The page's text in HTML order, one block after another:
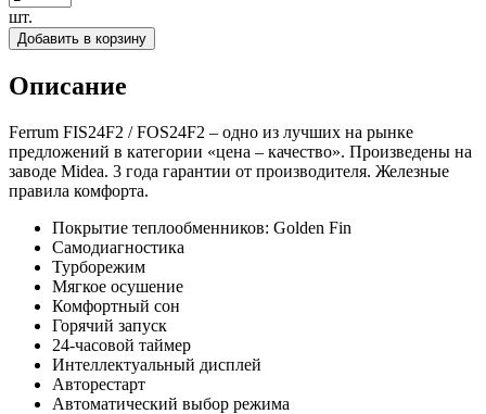
шт.
Добавить в корзину
Описание
Ferrum FIS24F2 / FOS24F2 – одно из лучших на рынке
предложений в категории «цена – качество». Произведены на
заводе Midea. 3 года гарантии от производителя. Железные
правила комфорта.
Покрытие теплообменников: Golden Fin
Самодиагностика
Турборежим
Мягкое осушение
Комфортный сон
Горячий запуск
24-часовой таймер
Интеллектуальный дисплей
Авторестарт
Автоматический выбор режима